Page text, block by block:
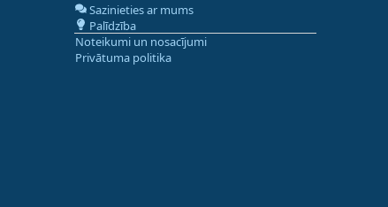
Sazinieties ar mums
Palīdzība
Noteikumi un nosacījumi
Privātuma politika